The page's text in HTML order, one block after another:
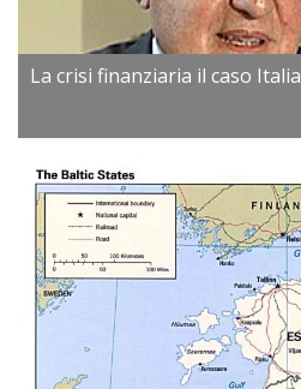
La crisi finanziaria il caso Italia